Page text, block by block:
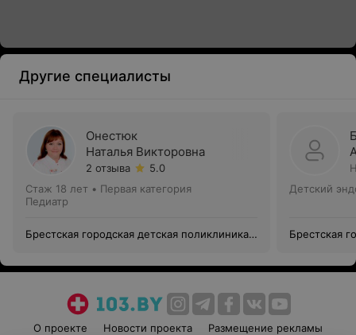
Другие специалисты
Онестюк
Наталья Викторовна
2 отзыва
5.0
Стаж 18 лет • Первая категория
Педиатр
Брестская городская детская поликлиника
Детский
Брестская
О проекте Новости проекта
Размещение рекламы